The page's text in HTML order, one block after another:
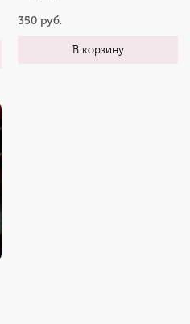
350 руб.
В корзину